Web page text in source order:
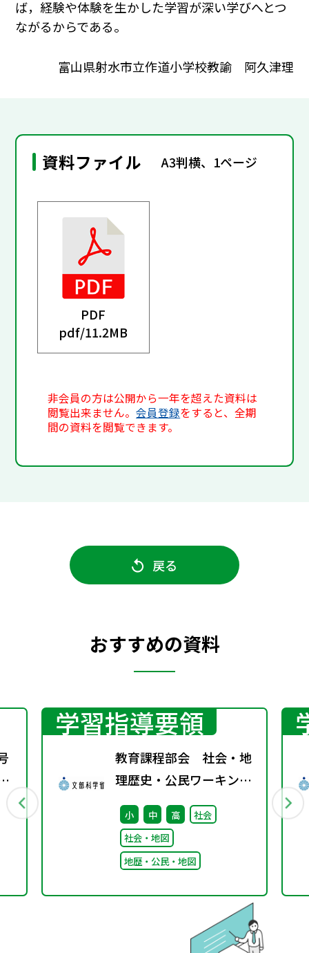
ば，経験や体験を生かした学習が深い学びへとつ
ながるからである。
富山県射水市立作道小学校教諭 阿久津理
資料ファイル A3判横、1ページ
PDF
pdf/11.2MB
非会員の方は公開から一年を超えた資料は
閲覧出来ません。会員登録をすると、全期
間の資料を閲覧できます。
戻る
おすすめの資料
学習指導要領
教育課程部会 社会・地
理歴史・公民ワーキング
（第1回） 配付資料
小 中 高
社会
社会・地図
地歴・公民・地図